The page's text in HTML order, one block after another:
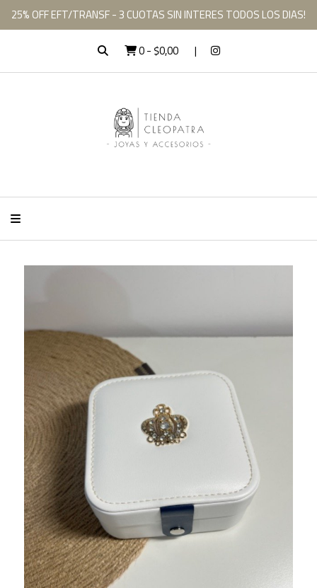
25% OFF EFT/TRANSF - 3 CUOTAS SIN INTERES TODOS LOS DIAS!
0-$0,00